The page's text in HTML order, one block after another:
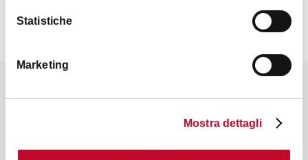
Statistiche
Marketing
Mostra dettagli